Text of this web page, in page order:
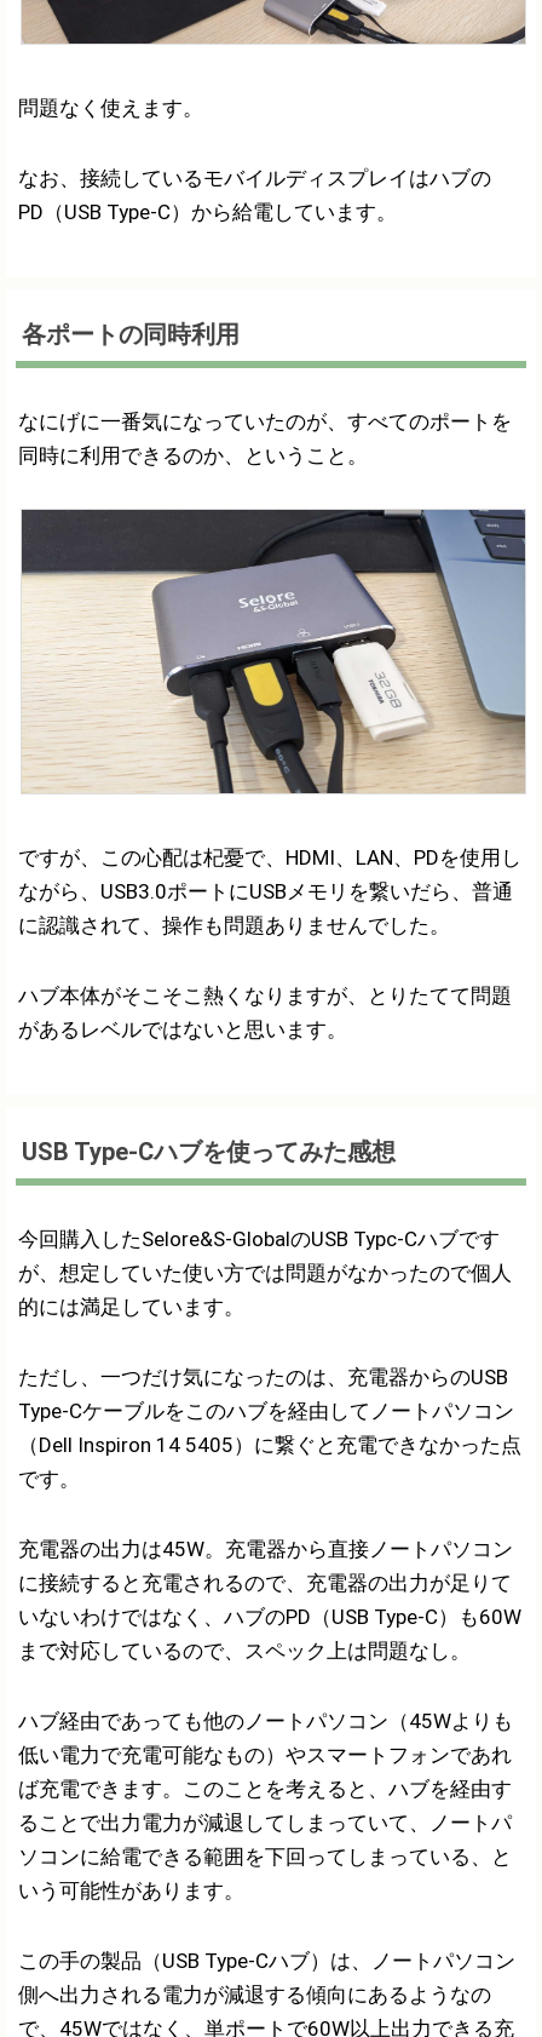
問題なく使えます。
なお、接続しているモバイルディスプレイはハブの
PD（USB Type-C）から給電しています。
各ポートの同時利用
なにげに一番気になっていたのが、すべてのポートを
同時に利用できるのか、ということ。
ですが、この心配は杞憂で、HDMI、LAN、PDを使用し
ながら、USB3.0ポートにUSBメモリを繋いだら、普通
に認識されて、操作も問題ありませんでした。
ハブ本体がそこそこ熱くなりますが、とりたてて問題
があるレベルではないと思います。
USB Type-Cハブを使ってみた感想
今回購入したSelore&S-GlobalのUSB Typc-Cハブです
が、想定していた使い方では問題がなかったので個人
的には満足しています。
ただし、一つだけ気になったのは、充電器からのUSB
Type-Cケーブルをこのハブを経由してノートパソコン
（Dell Inspiron 14 5405）に繋ぐと充電できなかった点
です。
充電器の出力は45W。充電器から直接ノートパソコン
に接続すると充電されるので、充電器の出力が足りて
いないわけではなく、ハブのPD（USB Type-C）も60W
まで対応しているので、スペック上は問題なし。
ハブ経由であっても他のノートパソコン（45Wよりも
低い電力で充電可能なもの）やスマートフォンであれ
ば充電できます。このことを考えると、ハブを経由す
ることで出力電力が減退してしまっていて、ノートパ
ソコンに給電できる範囲を下回ってしまっている、と
いう可能性があります。
この手の製品（USB Type-Cハブ）は、ノートパソコン
側へ出力される電力が減退する傾向にあるようなの
で、45Wではなく、単ポートで60W以上出力できる充